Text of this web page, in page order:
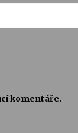
komentáře.